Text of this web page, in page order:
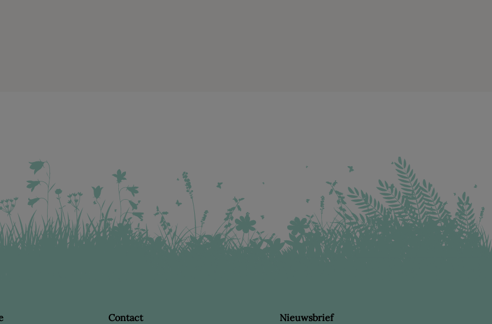
Contact Nieuwsbrief